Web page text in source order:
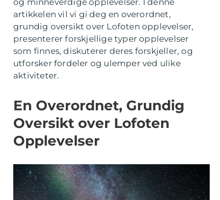
og minneverdige opplevelser. I denne
artikkelen vil vi gi deg en overordnet,
grundig oversikt over Lofoten opplevelser,
presenterer forskjellige typer opplevelser
som finnes, diskuterer deres forskjeller, og
utforsker fordeler og ulemper ved ulike
aktiviteter.
En Overordnet, Grundig
Oversikt over Lofoten
Opplevelser